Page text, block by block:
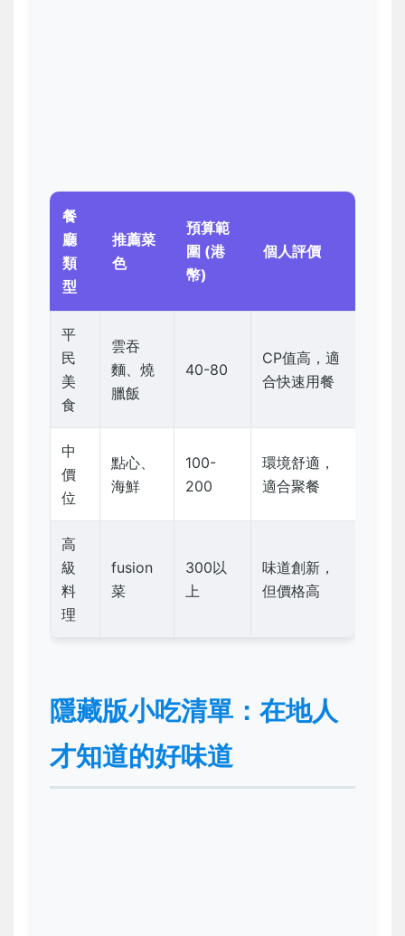
餐
廳
類
型
推薦菜
色
預算範
圍 (港
幣)
個人評價
平
民
美
食
雲吞
麵、燒
臘飯
40-80
CP值高，適
合快速用餐
中
價
位
點心、
海鮮
100-
200
環境舒適，
適合聚餐
高
級
料
理
fusion
菜
300以
上
味道創新，
但價格高
隱藏版小吃清單：在地人
才知道的好味道